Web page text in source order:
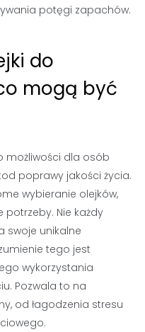
potęgi zapachów.
do
mogą być
możliwości dla osób
poprawy jakości życia.
wybieranie olejków,
Nie każdy
swoje unikalne
tego jest
wykorzystania
Pozwala to na
od łagodzenia stresu